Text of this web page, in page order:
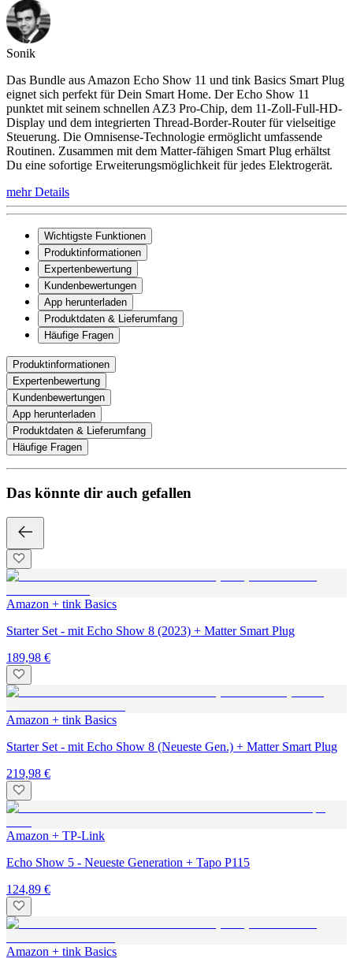
Sonik
Das Bundle aus Amazon Echo Show 11 und tink Basics Smart Plug
eignet sich perfekt für Dein Smart Home. Der Echo Show 11
punktet mit seinem schnellen AZ3 Pro-Chip, dem 11-Zoll-Full-HD-
Display und dem integrierten Thread-Border-Router für vielseitige
Steuerung. Die Omnisense-Technologie ermöglicht umfassende
Routinen. Zusammen mit dem Matter-fähigen Smart Plug erhältst
Du eine sofortige Erweiterungsmöglichkeit für jedes Elektrogerät.
mehr Details
Wichtigste Funktionen
Produktinformationen
Expertenbewertung
Kundenbewertungen
App herunterladen
Produktdaten & Lieferumfang
Häufige Fragen
Produktinformationen
Expertenbewertung
Kundenbewertungen
App herunterladen
Produktdaten & Lieferumfang
Häufige Fragen
Das könnte dir auch gefallen
Amazon + tink Basics
Starter Set - mit Echo Show 8 (2023) + Matter Smart Plug
189,98 €
Amazon + tink Basics
Starter Set - mit Echo Show 8 (Neueste Gen.) + Matter Smart Plug
219,98 €
Amazon + TP-Link
Echo Show 5 - Neueste Generation + Tapo P115
124,89 €
Amazon + tink Basics